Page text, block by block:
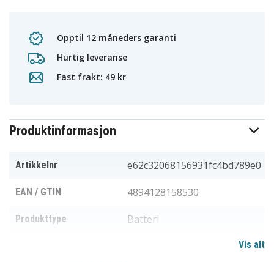
Opptil 12 måneders garanti
Hurtig leveranse
Fast frakt: 49 kr
Produktinformasjon
Artikkelnr e62c32068156931fc4bd789e0
EAN / GTIN 4894128158530
Produkttype Batteri
Vis alt